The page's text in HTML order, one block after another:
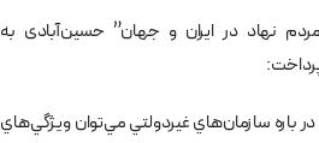
نهاد در ایران و جهان” حسین‌آبادی به
باره سازمان‌هاي غيردولتي مي‌توان ويژگي‌هاي